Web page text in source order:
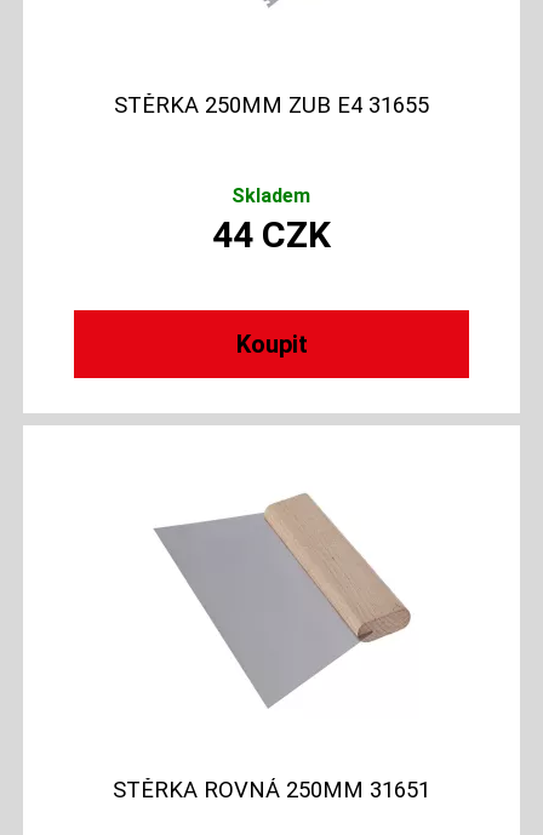
STĚRKA 250MM ZUB E4 31655
Skladem
44 CZK
STĚRKA ROVNÁ 250MM 31651